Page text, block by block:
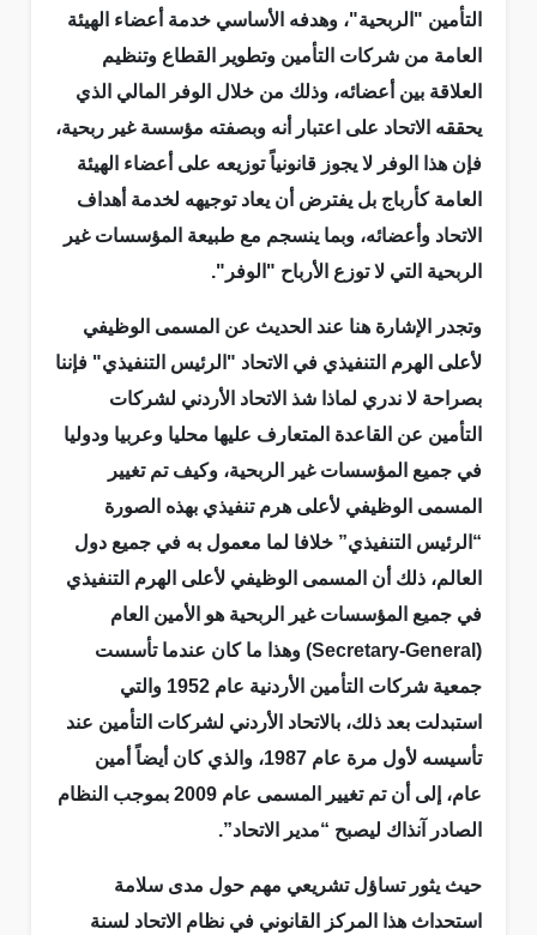
التأمين "الربحية"، وهدفه الأساسي خدمة أعضاء الهيئة
العامة من شركات التأمين وتطوير القطاع وتنظيم
العلاقة بين أعضائه، وذلك من خلال الوفر المالي الذي
يحققه الاتحاد على اعتبار أنه وبصفته مؤسسة غير ربحية،
فإن هذا الوفر لا يجوز قانونياً توزيعه على أعضاء الهيئة
العامة كأرباج بل يفترض أن يعاد توجيهه لخدمة أهداف
الاتحاد وأعضائه، وبما ينسجم مع طبيعة المؤسسات غير
الربحية التي لا توزع الأرباح "الوفر".
وتجدر الإشارة هنا عند الحديث عن المسمى الوظيفي
لأعلى الهرم التنفيذي في الاتحاد "الرئيس التنفيذي" فإننا
بصراحة لا ندري لماذا شذ الاتحاد الأردني لشركات
التأمين عن القاعدة المتعارف عليها محليا وعربيا ودوليا
في جميع المؤسسات غير الربحية، وكيف تم تغيير
المسمى الوظيفي لأعلى هرم تنفيذي بهذه الصورة
“الرئيس التنفيذي” خلافا لما معمول به في جميع دول
العالم، ذلك أن المسمى الوظيفي لأعلى الهرم التنفيذي
في جميع المؤسسات غير الربحية هو الأمين العام
(Secretary-General) وهذا ما كان عندما تأسست
جمعية شركات التأمين الأردنية عام 1952 والتي
استبدلت بعد ذلك، بالاتحاد الأردني لشركات التأمين عند
تأسيسه لأول مرة عام 1987، والذي كان أيضاً أمين
عام، إلى أن تم تغيير المسمى عام 2009 بموجب النظام
الصادر آنذاك ليصبح “مدير الاتحاد”.
حيث يثور تساؤل تشريعي مهم حول مدى سلامة
استحداث هذا المركز القانوني في نظام الاتحاد لسنة